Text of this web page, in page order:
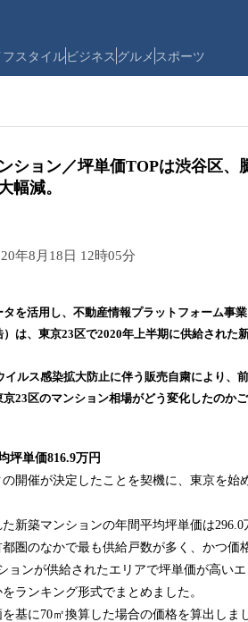
フスタイルビジネス グルメ スポーツ
ション／坪単価TOPは渋谷区
幅減。
年8月18日 12時05分
を活用し、不動産情報プラットフォーム事
、東京23区で2020年上半期に供給された
イルス感染拡大防止に伴う販売自粛により、
23区のマンション相場がどう変化したのかご
坪単価816.9万円
開催が決定したことを契機に、東京を
新築マンションの年間平均坪単価は
圏のなかで最も供給戸数が多く、かつ価
ョンが供給されたエリアで坪単価が高い
ランキング形式でまとめました。
基に70㎡換算した場合の価格を算出しま